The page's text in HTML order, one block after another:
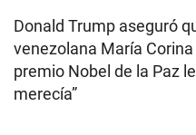
Donald Trump aseguró
venezolana María
premio Nobel de la Paz
merecía”